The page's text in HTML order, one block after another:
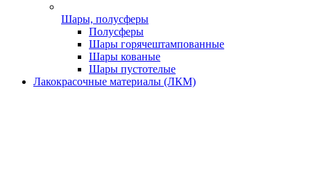
Шары, полусферы
Полусферы
Шары горячештампованные
Шары кованые
Шары пустотелые
Лакокрасочные материалы (ЛКМ)